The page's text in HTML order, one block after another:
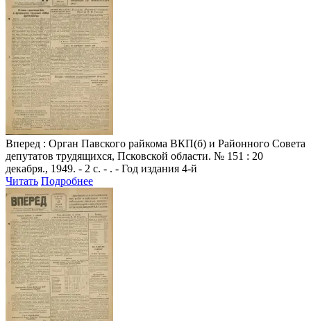
Вперед : Орган Павского райкома ВКП(б) и Районного Совета
депутатов трудящихся, Псковской области. № 151 : 20
декабря., 1949. - 2 с. - . - Год издания 4-й
Читать Подробнее